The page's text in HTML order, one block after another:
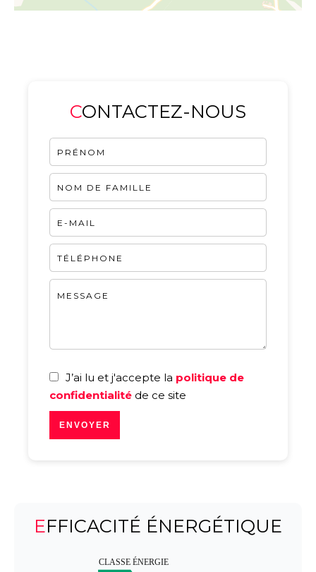
CONTACTEZ-NOUS
J’ai lu et j'accepte la politique de
confidentialité de ce site
ENVOYER
EFFICACITÉ ÉNERGÉTIQUE